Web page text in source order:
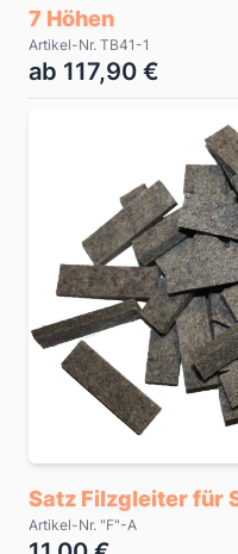
7 Höhen
Artikel-Nr. TB41-1
ab 117,90 €
Satz Filzgleiter für
Artikel-Nr. "F"-A